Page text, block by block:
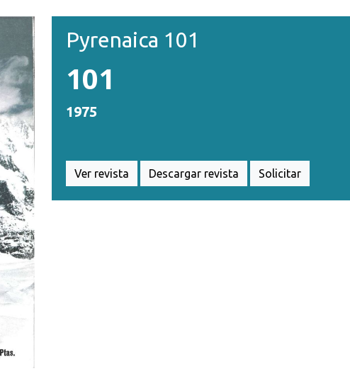
Pyrenaica 101
101
1975
Ver revista Descargar revista Solicitar